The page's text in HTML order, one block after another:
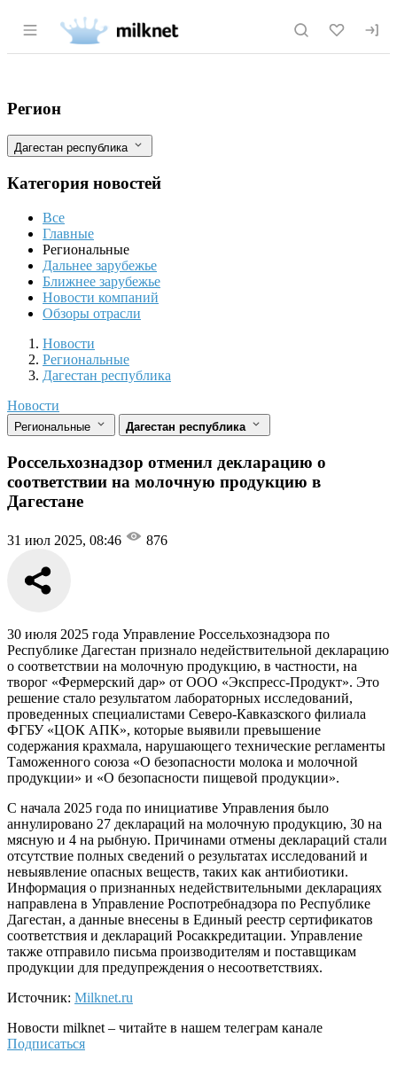
Раздел навигации по сайту milknet.ru
Россельхознадзор отменил
Фильтры
Регион
Дагестан республика
Категория новостей
Все
Главные
Региональные
Дальнее зарубежье
Ближнее зарубежье
Новости компаний
Обзоры отрасли
Новости
Разделы
Новости
Региональные
Дагестан республика
Новости
Региональные Дагестан республика
Россельхознадзор отменил декларацию о
соответствии на молочную продукцию в
Дагестане
31 июл 2025, 08:46 876
30 июля 2025 года Управление Россельхознадзора по
Республике Дагестан признало недействительной декларацию
о соответствии на молочную продукцию, в частности, на
творог «Фермерский дар» от ООО «Экспресс-Продукт». Это
решение стало результатом лабораторных исследований,
проведенных специалистами Северо-Кавказского филиала
ФГБУ «ЦОК АПК», которые выявили превышение
содержания крахмала, нарушающего технические регламенты
Таможенного союза «О безопасности молока и молочной
продукции» и «О безопасности пищевой продукции».
С начала 2025 года по инициативе Управления было
аннулировано 27 деклараций на молочную продукцию, 30 на
мясную и 4 на рыбную. Причинами отмены деклараций стали
отсутствие полных сведений о результатах исследований и
невыявление опасных веществ, таких как антибиотики.
Информация о признанных недействительными декларациях
направлена в Управление Роспотребнадзора по Республике
Дагестан, а данные внесены в Единый реестр сертификатов
соответствия и деклараций Росаккредитации. Управление
также отправило письма производителям и поставщикам
продукции для предупреждения о несоответствиях.
Источник: Milknet.ru
Новости milknet – читайте в нашем телеграм канале
Подписаться